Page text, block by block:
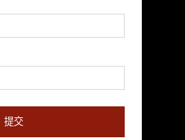
提交